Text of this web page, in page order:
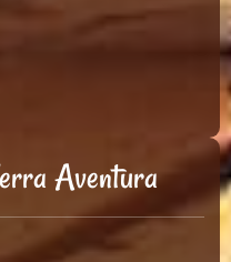
Aventura